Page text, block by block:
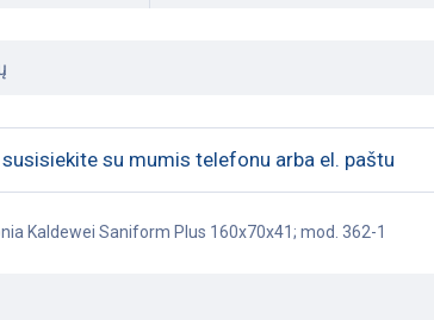
su mumis telefonu arba el. paštu
Kaldewei Saniform Plus 160x70x41; mod. 362-1